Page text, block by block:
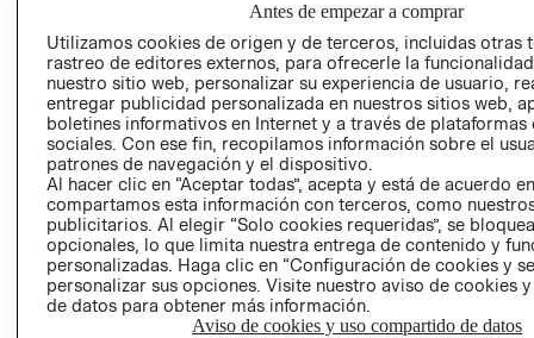
PRENSA
RELACIÓN CON
INVERSIONISTAS
POLÍTICA
EMPRESARIAL
- RETIRO EN
TIENDA
TÉRMINOS Y
CONDICIONES
PRIVACIDAD
GIFT CARD
AVISO DE
COOKIES
Antes de empezar a comprar
Utilizamos cookies de origen y de terceros, incluidas otras
rastreo de editores externos, para ofrecerle la
nuestro sitio web, personalizar su experiencia de usuario,
entregar publicidad personalizada en nuestros sitios web,
boletines informativos en Internet y a través de plataformas
sociales. Con ese fin, recopilamos información sobre el
patrones de navegación y el dispositivo.
Al hacer clic en “Aceptar todas”, acepta y está de acuerdo
compartamos esta información con terceros, como
publicitarios. Al elegir “Solo cookies requeridas”, se
opcionales, lo que limita nuestra entrega de contenido y
personalizadas. Haga clic en “Configuración de cookies y
personalizar sus opciones. Visite nuestro aviso de cookies
de datos para obtener más información.
Aviso de cookies y uso compartido de datos